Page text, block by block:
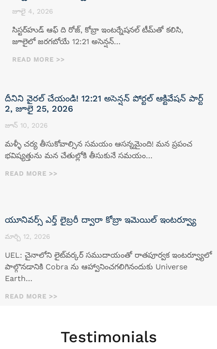
జూలై 4, 2026
సిస్టర్‌హుడ్ ఆఫ్ ది రోజ్, కోబ్రా ఇంటర్నేషనల్ టీమ్‌తో కలిసి,
జూలైలో జరగబోయే 12:21 అసెన్షన్…
READ MORE >>
దీనిని వైరల్ చేయండి! 12:21 అసెన్షన్ పోర్టల్ ఆక్టివేషన్ పార్ట్
2, జూలై 25, 2026
జూన్ 10, 2026
మళ్ళీ చర్య తీసుకోవాల్సిన సమయం ఆసన్నమైంది! మన ప్రపంచ
భవిష్యత్తును మన చేతుల్లోకి తీసుకునే సమయం…
READ MORE >>
యూనివర్స్ ఎర్త్ లైబ్రరీ ద్వారా కోబ్రా ఇమెయిల్ ఇంటర్వ్యూ
మార్చి 12, 2026
UEL: చైనాలోని లైట్‌వర్కర్ సముదాయంతో రాతపూర్వక ఇంటర్వ్యూలో
పాల్గొనడానికి Cobra ను ఆహ్వానించగలిగినందుకు Universe
Earth…
READ MORE >>
Testimonials